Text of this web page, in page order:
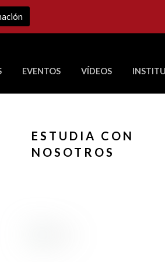
EVENTOS VÍDEOS
ESTUDIA CON
NOSOTROS